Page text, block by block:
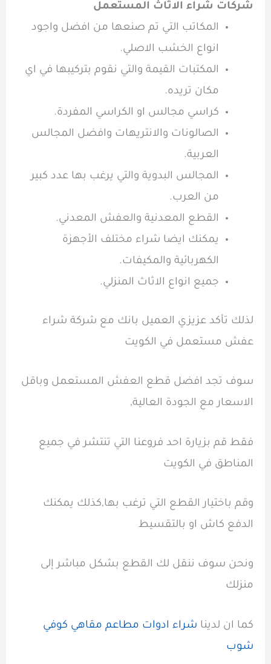
شركات شراء الاثاث المستعمل
المكاتب التي تم صنعها من افضل واجود
انواع الخشب الاصلي.
المكتبات القيمة والتي نقوم بتركيبها في اي
مكان تريده.
كراسي مجالس او الكراسي المفردة.
الصالونات والانتريهات وافضل المجالس
العربية.
المجالس البدوية والتي يرغب بها عدد كبير
من العرب.
القطع المعدنية والعفش المعدني.
يمكنك ايضا شراء مختلف الأجهزة
الكهربائية والمكيفات.
جميع انواع الاثاث المنزلي.
لذلك تأكد عزيزي العميل بانك مع شركة شراء
عفش مستعمل في الكويت
سوف تجد افضل قطع العفش المستعمل وباقل
الاسعار مع الجودة العالية,
فقط قم بزيارة احد فروعنا التي تنتشر في جميع
المناطق في الكويت
وقم باختيار القطع التي ترغب بها,كذلك يمكنك
الدفع كاش او بالتقسيط
ونحن سوف ننقل لك القطع بشكل مباشر إلى
منزلك
كما ان لدينا شراء ادوات مطاعم مقاهي كوفي
شوب